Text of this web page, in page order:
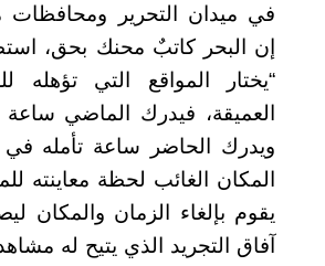
في ميدان التحرير ومحافظات
إن البحر كاتبٌ محنك بحق،
“يختار المواقع التي تؤهله
العميقة، فيدرك الماضي ساعة
ويدرك الحاضر ساعة تأمله
المكان الغائب لحظة معاينته
يقوم بإلغاء الزمان والمكان
آفاق التجريد الذي يتيح له